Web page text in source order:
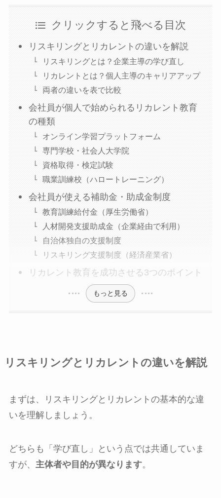
クリックすると飛べる目次
リスキリングとリカレントの違いを解説
リスキリングとは？企業主導の学び直し
リカレントとは？個人主導のキャリアアップ
両者の違いを表で比較
会社員が個人で始められるリカレント教育
の種類
オンライン学習プラットフォーム
専門学校・社会人大学院
資格取得・検定試験
職業訓練校（ハロートレーニング）
会社員が使える補助金・助成金制度
教育訓練給付金（厚生労働省）
人材開発支援助成金（企業経由で利用）
自治体独自の支援制度
リスキリング支援制度（経済産業省）
リカレント教育を成功させる3つのポイント
もっと見る
リスキリングとリカレントの違いを解説
まずは、リスキリングとリカレントの基本的な違
いを理解しましょう。
どちらも「学び直し」という点では共通していま
すが、 主体者や目的が異なります。